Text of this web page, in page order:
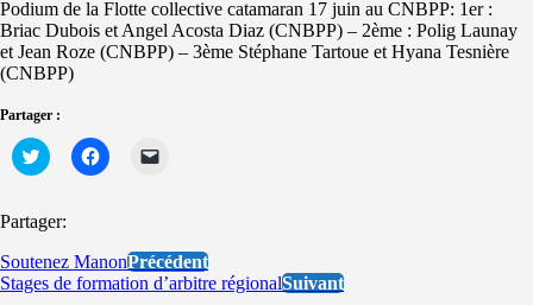
Podium de la Flotte collective catamaran 17 juin au CNBPP: 1er :
Briac Dubois et Angel Acosta Diaz (CNBPP) – 2ème : Polig Launay
et Jean Roze (CNBPP) – 3ème Stéphane Tartoue et Hyana Tesnière
(CNBPP)
Partager :
Cliquez
pour
Twitter(ouvre
dans
nouvelle
fenêtre)
Cliquez
pour
nouvelle
fenêtre)
mail
à
un
Partager:
Soutenez ManonPrécédent
Stages de formation d’arbitre régionalSuivant